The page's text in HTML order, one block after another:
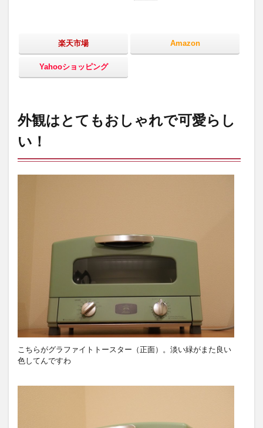
楽天市場 Amazon
Yahooショッピング
外観はとてもおしゃれで可愛らし
い！
こちらがグラファイトトースター（正面）。淡い緑がまた良い
色してんですわ